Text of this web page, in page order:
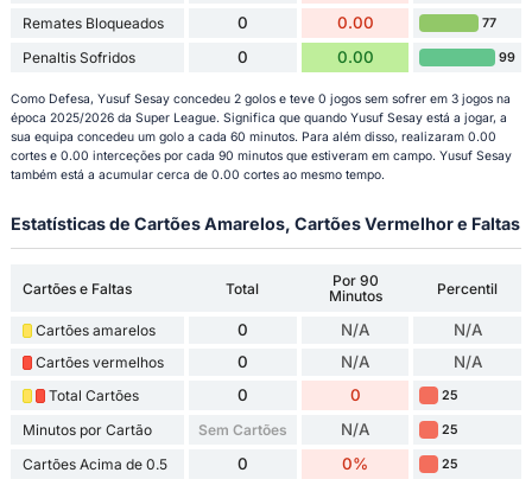
Remates Bloqueados 0 0.00 77
Penaltis Sofridos 0 0.00 99
Como Defesa, Yusuf Sesay concedeu 2 golos e teve 0 jogos sem sofrer em 3 jogos na
época 2025/2026 da Super League. Significa que quando Yusuf Sesay está a jogar, a
sua equipa concedeu um golo a cada 60 minutos. Para além disso, realizaram 0.00
cortes e 0.00 interceções por cada 90 minutos que estiveram em campo. Yusuf Sesay
também está a acumular cerca de 0.00 cortes ao mesmo tempo.
Estatísticas de Cartões Amarelos, Cartões Vermelhor e Faltas
Cartões e Faltas Total
Por 90
Minutos
Percentil
Cartões amarelos 0 N/A N/A
Cartões vermelhos 0 N/A N/A
Total Cartões 0 0 25
Minutos por Cartão Sem Cartões N/A 25
Cartões Acima de 0.5 0 0% 25